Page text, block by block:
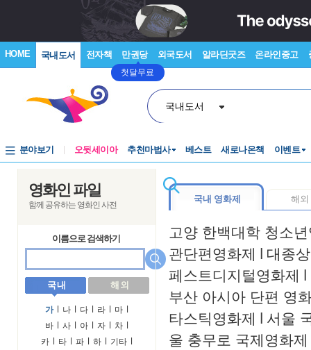
HOME 국내도서 전자책 만권당
첫달무료
외국도서 알라딘굿즈 온라인중고
국내도서
분야보기 오뒷세이아 추천마법사 베스트 새로나온책 이벤트
영화인 파일
함께 공유하는 영화인 사전
이름으로 검색하기
국 내 해 외
가 l 나 l 다 l 라 l 마 l
바 l 사 l 아 l 자 l 차 l
카 l 타 l 파 l 하 l 기타 l
국내 영화제 해
고양 한백대학 청소
관단편영화제 l 대종
페스트디지털영화제 l
부산 아시아 단편 영
타스틱영화제 l 서울
울 충무로 국제영화제